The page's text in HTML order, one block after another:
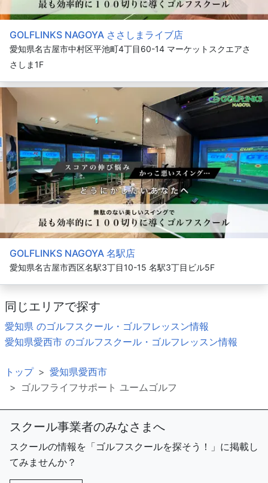
GOLFLINKS NAGOYA ささしまライブ店
愛知県名古屋市中村区平池町4丁目60-14 マーケットスクエアさ
さしま1F
GOLFLINKS NAGOYA 名駅店
愛知県名古屋市西区名駅3丁目10-15 名駅3丁目ビル5F
同じエリアで探す
愛知県 のゴルフスクール・ゴルフレッスン情報
愛知県愛西市 のゴルフスクール・ゴルフレッスン情報
トップ
愛知県愛西市
ゴルフライフサポート ユームゴルフ
スクール事業者のみなさまへ
スクールの情報を「ゴルフスクールを探そう！」に掲載し
てみませんか？